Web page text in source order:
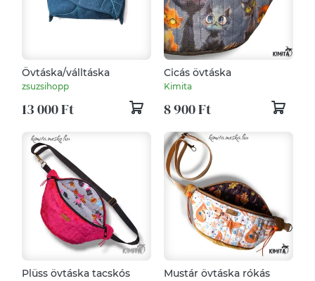
Övtáska/válltáska
zsuzsihopp
13 000 Ft
Cicás övtáska
Kimita
8 900 Ft
Plüss övtáska tacskós Mustár övtáska rókás